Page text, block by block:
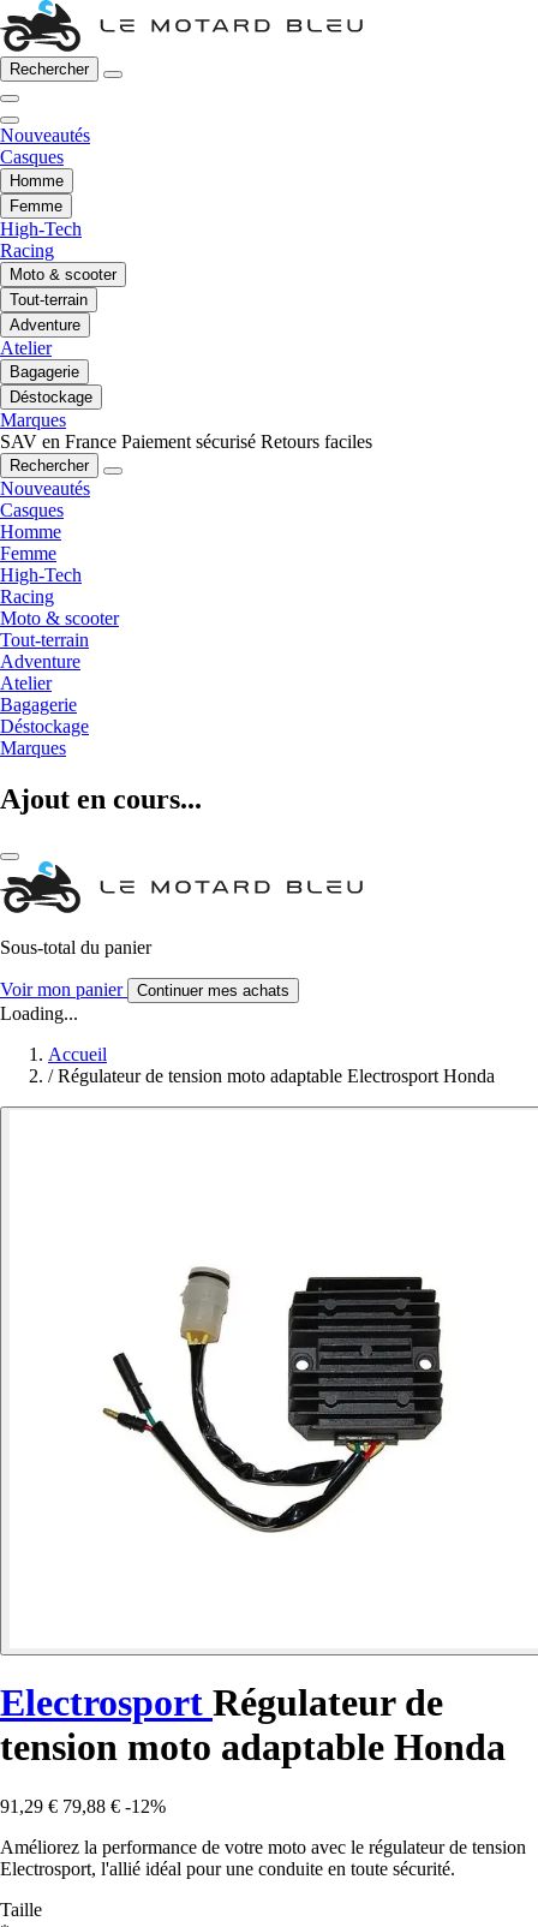
Rechercher
Nouveautés
Casques
Homme
Femme
High-Tech
Racing
Moto & scooter
Tout-terrain
Adventure
Atelier
Bagagerie
Déstockage
Marques
SAV en France Paiement sécurisé Retours faciles
Rechercher
Nouveautés
Casques
Homme
Femme
High-Tech
Racing
Moto & scooter
Tout-terrain
Adventure
Atelier
Bagagerie
Déstockage
Marques
Ajout en cours...
Sous-total du panier
Voir mon panier Continuer mes achats
Loading...
Accueil
/ Régulateur de tension moto adaptable Electrosport Honda
Electrosport Régulateur de
tension moto adaptable Honda
91,29 € 79,88 € -12%
Améliorez la performance de votre moto avec le régulateur de tension
Electrosport, l'allié idéal pour une conduite en toute sécurité.
Taille